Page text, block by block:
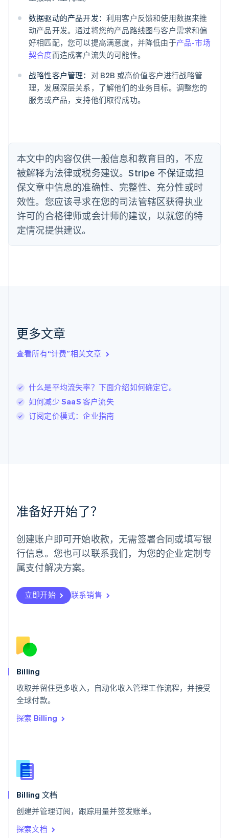
数据驱动的产品开发： 利用客户反馈和使用数据来推
动产品开发。通过将您的产品路线图与客户需求和偏
好相匹配，您可以提高满意度，并降低由于产品-市场
契合度而造成客户流失的可能性。
战略性客户管理： 对 B2B 或高价值客户进行战略管
理，发展深层关系，了解他们的业务目标。调整您的
服务或产品，支持他们取得成功。
本文中的内容仅供一般信息和教育目的，不应
被解释为法律或税务建议。Stripe 不保证或担
保文章中信息的准确性、完整性、充分性或时
效性。您应该寻求在您的司法管辖区获得执业
许可的合格律师或会计师的建议，以就您的特
定情况提供建议。
更多文章
查看所有“计费”相关文章
什么是平均流失率？下面介绍如何确定它。
如何减少 SaaS 客户流失
订阅定价模式：企业指南
准备好开始了？
创建账户即可开始收款，无需签署合同或填写银
行信息。您也可以联系我们，为您的企业定制专
属支付解决方案。
立即开始 联系销售
Billing
收取并留住更多收入，自动化收入管理工作流程，并接受
全球付款。
探索 Billing
Billing 文档
创建并管理订阅，跟踪用量并签发账单。
探索文档
English
爱沙尼亚
English
奥地利
DeutschEnglish
澳大利亚
巴西
PortuguêsEnglish
保加利亚
English
丹麦
English
德国
DeutschEnglish
法国
FrançaisEnglish
芬兰
EnglishSvenska
English
English
卢森堡
罗马尼亚
English
挪威
葡萄牙
Português English
日本
日本語English
瑞典
瑞士
DeutschFrançais
English
斯洛文尼亚
泰国
ไทยEnglish
希腊
English
西班牙
新西兰
English
匈牙利
English
ItalianoEnglish
印度
English